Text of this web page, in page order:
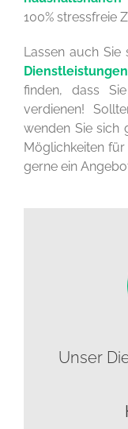
100% stressfreie
Lassen auch Sie
finden, dass
verdienen!
wenden Sie sich
Möglichkeiten für
gerne ein
Unser